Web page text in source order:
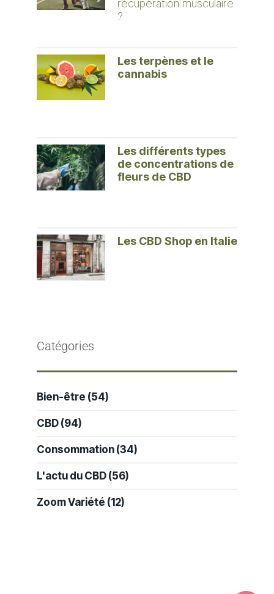
récupération musculaire
?
Les terpènes et le
cannabis
Les différents types
de concentrations de
fleurs de CBD
Les CBD Shop en Italie
Catégories
Bien-être (54)
CBD (94)
Consommation (34)
L'actu du CBD (56)
Zoom Variété (12)